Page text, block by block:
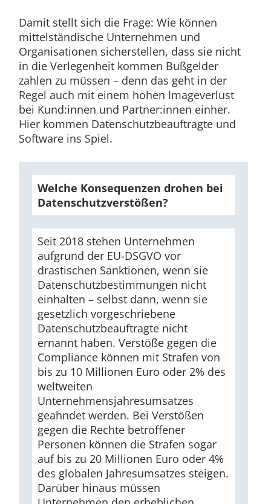
Damit stellt sich die Frage: Wie können
mittelständische Unternehmen und
Organisationen sicherstellen, dass sie nicht
in die Verlegenheit kommen Bußgelder
zahlen zu müssen – denn das geht in der
Regel auch mit einem hohen Imageverlust
bei Kund:innen und Partner:innen einher.
Hier kommen Datenschutzbeauftragte und
Software ins Spiel.
Welche Konsequenzen drohen bei
Datenschutzverstößen?
Seit 2018 stehen Unternehmen
aufgrund der EU-DSGVO vor
drastischen Sanktionen, wenn sie
Datenschutzbestimmungen nicht
einhalten – selbst dann, wenn sie
gesetzlich vorgeschriebene
Datenschutzbeauftragte nicht
ernannt haben. Verstöße gegen die
Compliance können mit Strafen von
bis zu 10 Millionen Euro oder 2% des
weltweiten
Unternehmensjahresumsatzes
geahndet werden. Bei Verstößen
gegen die Rechte betroffener
Personen können die Strafen sogar
auf bis zu 20 Millionen Euro oder 4%
des globalen Jahresumsatzes steigen.
Darüber hinaus müssen